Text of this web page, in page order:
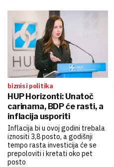
biznis i politika
HUP Horizonti: Unatoč
carinama, BDP će rasti, a
inflacija usporiti
Inflacija bi u ovoj godini trebala
iznositi 3,8 posto, a godišnji
tempo rasta investicija će se
prepoloviti i kretati oko pet
posto